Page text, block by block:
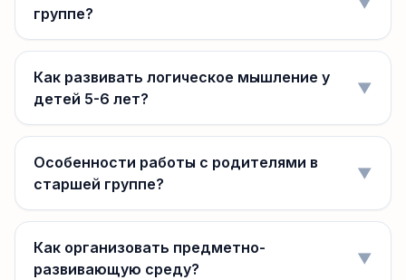
группе?
Как развивать логическое мышление у
детей 5-6 лет?
▼
Особенности работы с родителями в
старшей группе?
▼
Как организовать предметно-
развивающую среду?
▼